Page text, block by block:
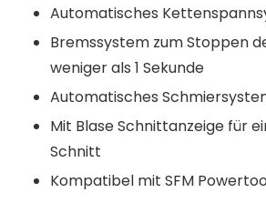
Automatisches
Bremssystem zum Stoppen
weniger als 1 Sekunde
Automatisches
Mit Blase Schnittanzeige für
Schnitt
Kompatibel mit SFM